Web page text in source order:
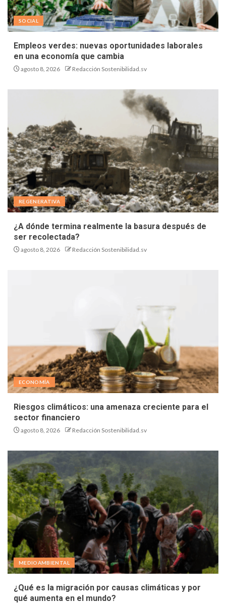
SOCIAL
Empleos verdes: nuevas oportunidades laborales
en una economía que cambia
agosto 8, 2026 Redacción Sostenibilidad.sv
REGENERATIVA
¿A dónde termina realmente la basura después de
ser recolectada?
agosto 8, 2026 Redacción Sostenibilidad.sv
ECONOMÍA
Riesgos climáticos: una amenaza creciente para el
sector financiero
agosto 8, 2026 Redacción Sostenibilidad.sv
MEDIOAMBIENTAL
¿Qué es la migración por causas climáticas y por
qué aumenta en el mundo?